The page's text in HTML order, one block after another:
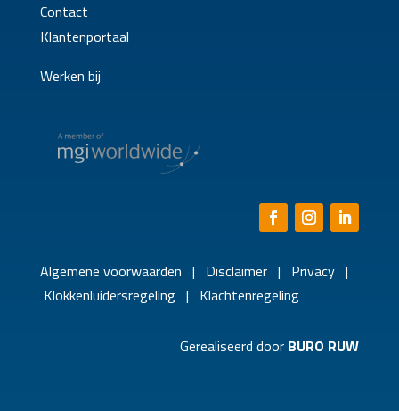
Contact
Klantenportaal
Werken bij
Algemene voorwaarden | Disclaimer| Privacy|
Klokkenluidersregeling| Klachtenregeling
Gerealiseerd door BURO RUW